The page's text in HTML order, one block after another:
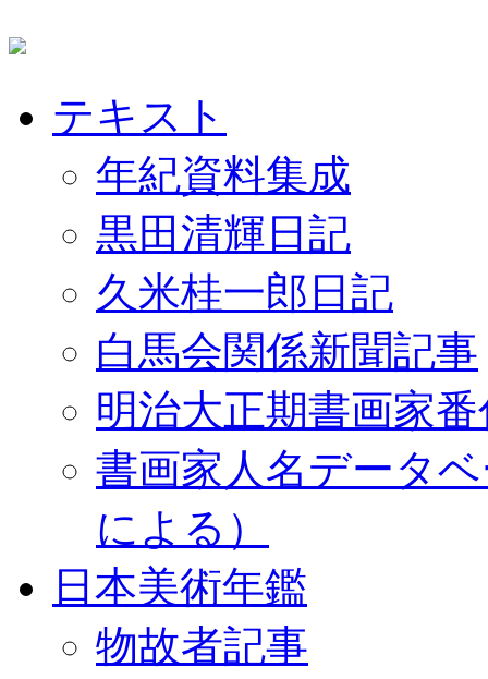
テキスト
年紀資料集成
黒田清輝日記
久米桂一郎日記
白馬会関係新聞記事
明治大正期書画家
書画家人名データ
による）
日本美術年鑑
物故者記事